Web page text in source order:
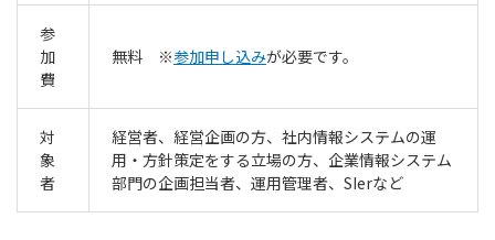
参
加
費
無料 ※参加申し込みが必要です。
対
象
者
経営者、経営企画の方、社内情報システムの運
用・方針策定をする立場の方、企業情報システム
部門の企画担当者、運用管理者、SIerなど